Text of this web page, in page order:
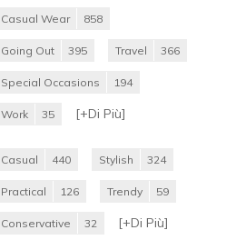
Casual Wear 858
Going Out 395 Travel 366
Special Occasions 194
Work 35 [+Di Più]
Casual 440 Stylish 324
Practical 126 Trendy 59
Conservative 32 [+Di Più]